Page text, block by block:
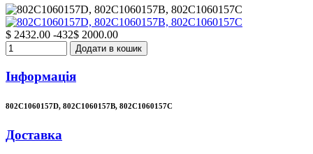
$ 2432.00 -432$ 2000.00
Додати в кошик
Інформація
802C1060157D, 802C1060157B, 802C1060157C
Доставка